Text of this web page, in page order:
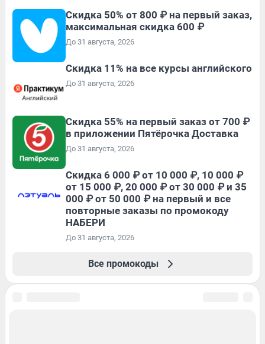
Скидка 50% от 800 ₽ на первый заказ,
максимальная скидка 600 ₽
До 31 августа, 2026
Скидка 11% на все курсы английского
До 31 августа, 2026
Скидка 55% на первый заказ от 700 ₽
в приложении Пятёрочка Доставка
До 31 августа, 2026
Скидка 6 000 ₽ от 10 000 ₽, 10 000 ₽
от 15 000 ₽, 20 000 ₽ от 30 000 ₽ и 35
000 ₽ от 50 000 ₽ на первый и все
повторные заказы по промокоду
НАБЕРИ
До 31 августа, 2026
Все промокоды